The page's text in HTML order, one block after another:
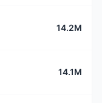
14.2M
14.1M